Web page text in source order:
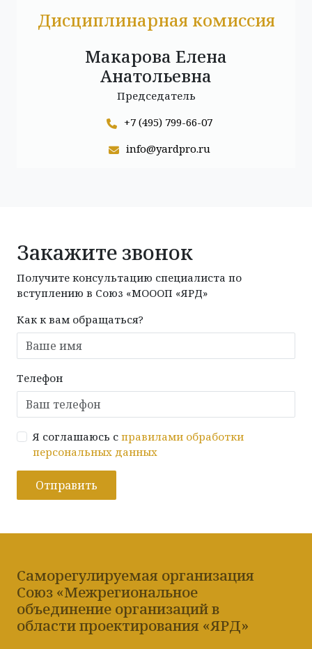
Дисциплинарная комиссия
Макарова Елена
Анатольевна
Председатель
+7 (495) 799-66-07
info@yardpro.ru
Закажите звонок
Получите консультацию специалиста по
вступлению в Союз «МОООП «ЯРД»
Как к вам обращаться?
Телефон
Я соглашаюсь с правилами обработки
персональных данных
Отправить
Саморегулируемая организация
Союз «Межрегиональное
объединение организаций в
области проектирования «ЯРД»